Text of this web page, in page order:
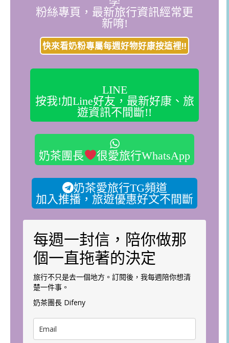
粉絲專頁，最新旅行資訊經常更
新唷!
快來看奶粉專屬每週好物好康按這裡!!
LINE
按我!加Line好友，最新好康、旅
遊資訊不間斷!!
奶茶團長 很愛旅行WhatsApp
奶茶愛旅行TG頻道
加入推播，旅遊優惠好文不間斷
每週一封信，陪你做那
個一直拖著的決定
旅行不只是去一個地方。訂閱後，我每週陪你想清
楚一件事。
奶茶團長 Difeny